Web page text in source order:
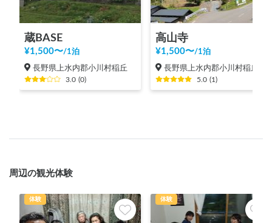
蔵BASE
¥1,500〜/1泊
長野県上水内郡小川村稲丘
3.0 (0)
高山寺
¥1,500〜/1泊
長野県上水内郡小川村稲丘
5.0 (1)
周辺の観光体験
体験 体験